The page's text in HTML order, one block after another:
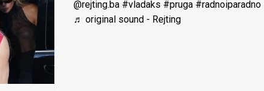
@rejting.ba #vladaks #pruga #radnoiparadno
♬ original sound - Rejting